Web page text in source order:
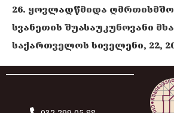
26. ყოვლადწმიდა
სვანეთის შუასაუკუნოვანი
საქართველოს სიველენი, 22,